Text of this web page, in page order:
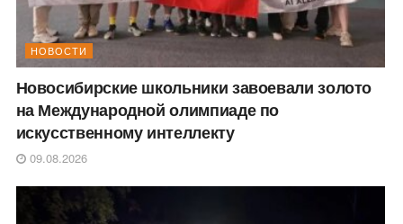
НОВОСТИ
Новосибирские школьники завоевали золото
на Международной олимпиаде по
искусственному интеллекту
09.08.2026